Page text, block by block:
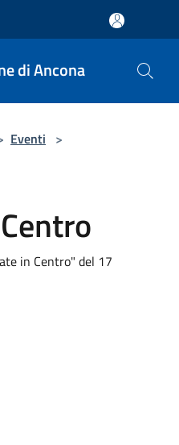
di Ancona
Eventi >
in Centro" del 17